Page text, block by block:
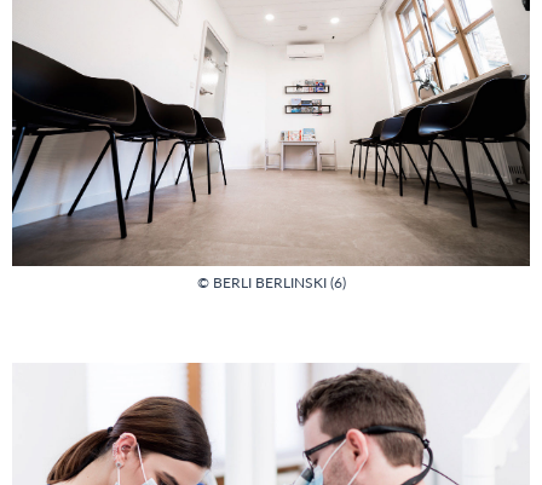
© BERLI BERLINSKI (6)